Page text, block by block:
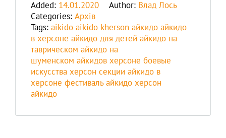
Added: 14.01.2020 Author: Влад Лось
Categories: Архів
Tags: aikido aikido kherson айкидо айкидо
в херсоне айкидо для детей айкидо на
таврическом айкидо на
шуменском айкидов херсоне боевые
искусства херсон секции айкидо в
херсоне фестиваль айкидо херсон
айкидо